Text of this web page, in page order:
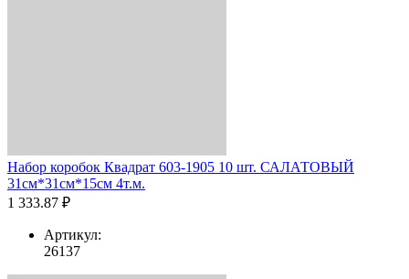
Набор коробок Квадрат 603-1905 10 шт. САЛАТОВЫЙ
31см*31см*15см 4т.м.
1 333.87 ₽
Артикул:
26137